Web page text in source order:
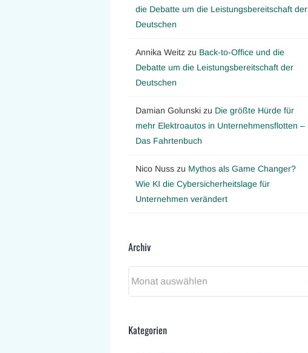
die Debatte um die Leistungsbereitschaft der
Deutschen
Annika Weitz zu Back-to-Office und die
Debatte um die Leistungsbereitschaft der
Deutschen
Damian Golunski zu Die größte Hürde für
mehr Elektroautos in Unternehmensflotten –
Das Fahrtenbuch
Nico Nuss zu Mythos als Game Changer?
Wie KI die Cybersicherheitslage für
Unternehmen verändert
Archiv
Kategorien